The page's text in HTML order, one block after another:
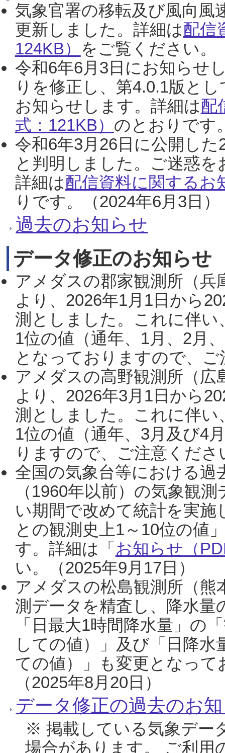
気象官署の移転及び風向風
更新しました。詳細は配信
124KB） をご覧ください。
令和6年6月3日にお知らせ
りを修正し、第4.0.1版と
お知らせします。詳細は配
式：121KB） のとおりです
令和6年3月26日に公開し
と判明しました。ご迷惑
詳細は配信資料に関するお
りです。（2024年6月3日）
過去のお知らせ
データ修正のお知らせ
アメダスの郡家観測所（
より、2026年1月1日から
測としました。これに伴い
1位の値（通年、1月、2月
となっておりますので、
アメダスの高野観測所（
より、2026年3月1日から
測としました。これに伴い
1位の値（通年、3月及び4
りますので、ご注意くだ
全国の気象台等における過
（1960年以前）の気象観
い期間で改めて統計を実
との観測史上1～10位の値
す。詳細は「 お知らせ（
い。（2025年9月17日）
アメダスの松島観測所（熊
測データを精査し、降水
「日最大1時間降水量」の
しての値）」及び「日降
ての値）」も変更となっ
（2025年8月20日）
データ修正の過去のお
※ 掲載している気象デー
場合があります。 ご利用